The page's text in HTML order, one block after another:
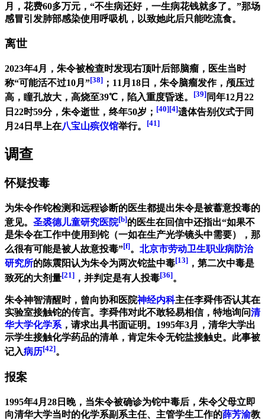
月，花费60多万元，“不生病还好，一生病花钱就多了。”那场
感冒引发肺部感染使用呼吸机，以致她此后只能吃流食。
离世
2023年4月，朱令被检查时发现右顶叶后部脑瘤，医生当时
称“可能活不过10月”[38] ；11月18日，朱令脑瘤发作，颅压过
高，瞳孔放大，高烧至39℃，陷入重度昏迷。
[39] 同年12月22
日22时59分，朱令逝世，终年50岁； [40][4]遗体告别仪式于同
月24日早上在八宝山殡仪馆举行。 [41]
调查
怀疑投毒
为朱令作铊检测和远程诊断的医生都提出朱令是被蓄意投毒的
意见。 圣裘德儿童研究医院[b]的医生在回信中还指出“如果不
是朱令在工作中使用到铊（一如在生产光学镜头中需要），那
么很有可能是被人故意投毒”[f]。 北京市劳动卫生职业病防治
研究所的陈震阳认为朱令为两次铊盐中毒[13] ，第二次中毒是
致死的大剂量[21] ，并判定是有人投毒[36]。
朱令神智清醒时，曾向协和医院神经内科主任李舜伟否认其在
实验室接触铊的传言。李舜伟对此不敢轻易相信，特地询问清
华大学化学系 ，请求出具书面证明。1995年3月，清华大学出
示学生接触化学药品的清单，肯定朱令无铊盐接触史。此事被
记入病历[42]。
报案
1995年4月28日晚，当朱令被确诊为铊中毒后，朱令父母立即
向清华大学当时的化学系副系主任、主管学生工作的薛芳渝教